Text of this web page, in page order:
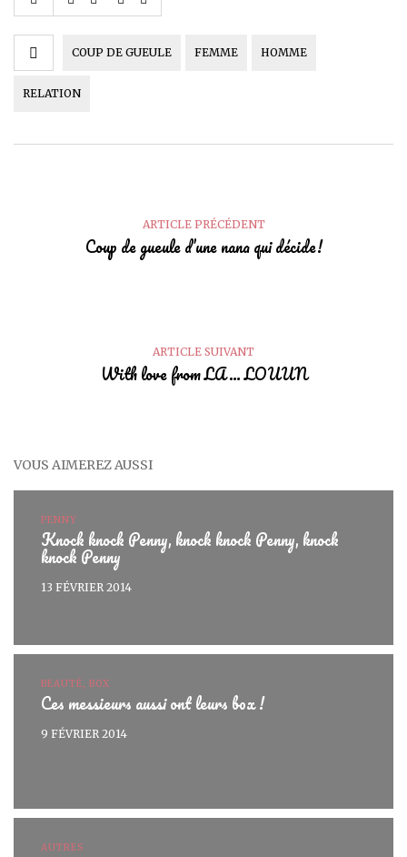
COUP DE GUEULE FEMME HOMME
RELATION
ARTICLE PRÉCÉDENT
Coup de gueule d’une nana qui décide!
ARTICLE SUIVANT
With love from LA… LOUUN
VOUS AIMEREZ AUSSI
PENNY
Knock knock Penny, knock knock Penny, knock
knock Penny
13 FÉVRIER 2014
BEAUTÉ, BOX
Ces messieurs aussi ont leurs box !
9 FÉVRIER 2014
AUTRES